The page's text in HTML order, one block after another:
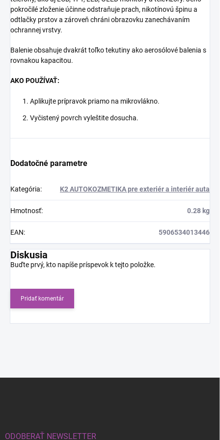
pokročilé zloženie účinne odstraňuje prach, nikotínovú špinu a
odtlačky prstov a zároveň chráni obrazovku zanechávaním
ochrannej vrstvy.
Balenie obsahuje dvakrát toľko tekutiny ako aerosólové balenia s
rovnakou kapacitou.
AKO POUŽÍVAŤ:
Aplikujte prípravok priamo na mikrovlákno.
Vyčistený povrch vyleštite dosucha.
Dodatočné parametre
Kategória: K2 AUTOKOZMETIKA pre exteriér a interiér auta
Hmotnosť: 0.28 kg
EAN: 5906534013446
Diskusia
Buďte prvý, kto napíše príspevok k tejto položke.
Pridať komentár
ODOBERAŤ NEWSLETTER